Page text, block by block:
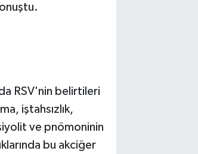
RSV'nin belirtileri
iştahsızlık,
ve pnömoninin
bu akciğer